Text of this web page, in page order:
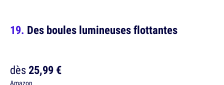
Des boules lumineuses flottantes
dès25,99 €
Amazon